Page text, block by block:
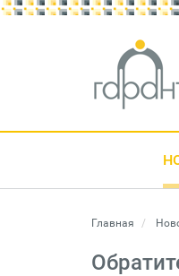
Главная